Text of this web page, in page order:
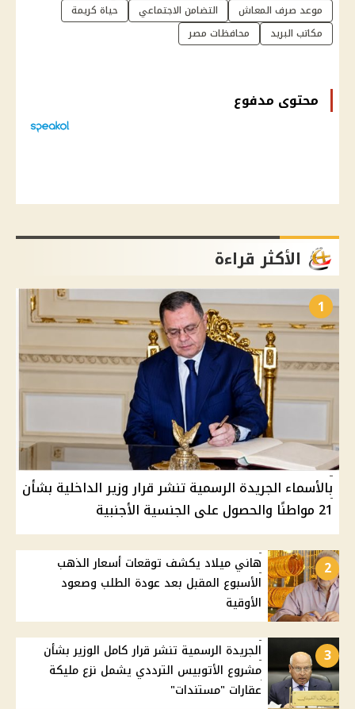
موعد صرف المعاش
التضامن الاجتماعي
حياة كريمة
مكاتب البريد
محافظات مصر
محتوى مدفوع
الأكثر قراءة
1
بالأسماء الجريدة الرسمية تنشر قرار وزير الداخلية بشأن
21 مواطنًا والحصول على الجنسية الأجنبية
2
هاني ميلاد يكشف توقعات أسعار الذهب
الأسبوع المقبل بعد عودة الطلب وصعود
الأوقية
3
الجريدة الرسمية تنشر قرار كامل الوزير بشأن
مشروع الأتوبيس الترددي يشمل نزع مليكة
عقارات "مستندات"